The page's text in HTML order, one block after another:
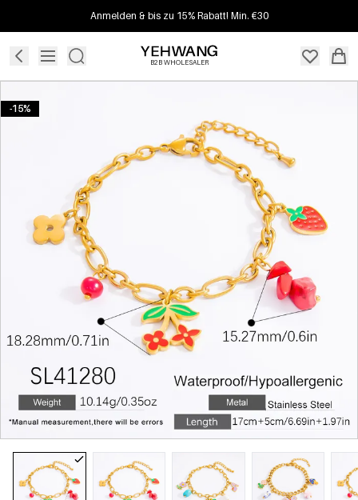
Anmelden & bis zu 15% Rabatt! Min. €30
B2B WHOLESALER
-15%